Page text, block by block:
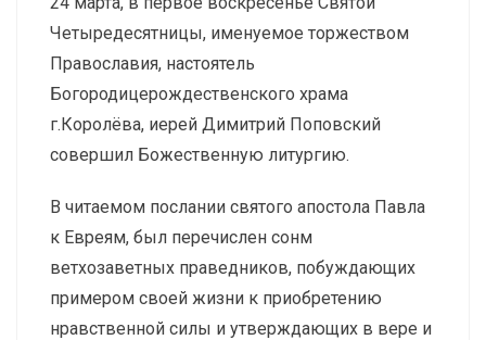
Четыредесятницы, именуемое торжеством
Православия, настоятель
Богородицерождественского храма
г.Королёва, иерей Димитрий Поповский
совершил Божественную литургию.
В читаемом послании святого апостола Павла
к Евреям, был перечислен сонм
ветхозаветных праведников, побуждающих
примером своей жизни к приобретению
нравственной силы и утверждающих в вере и